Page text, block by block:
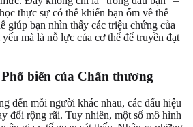
thực sự có thể khiến bạn ốm về thể
giúp bạn nhìn thấy các triệu chứng của
mà là nỗ lực của cơ thể để truyền đạt
biến của Chấn thương
đến mỗi người khác nhau, các dấu hiệu
đổi rộng rãi. Tuy nhiên, một số mô hình